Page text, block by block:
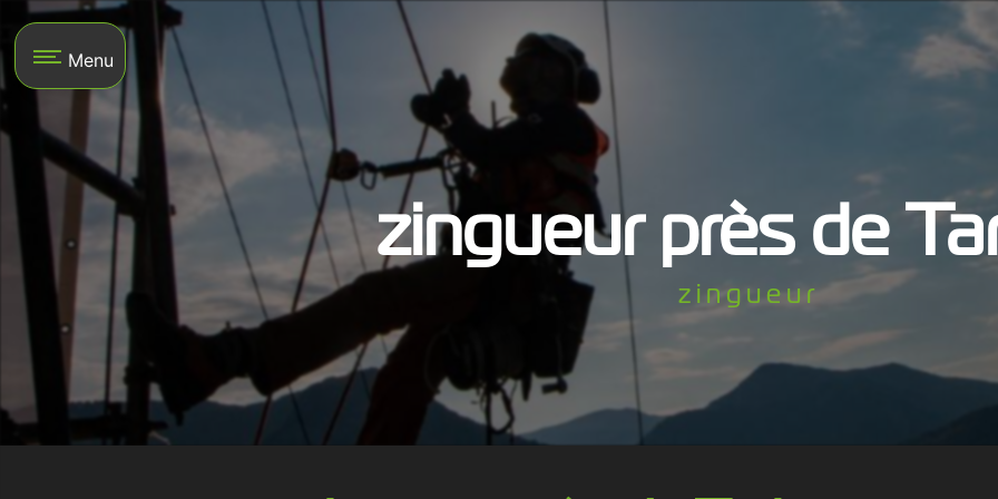
Menu
zingueur près de
zingueur
Panneau de gestion des cookies